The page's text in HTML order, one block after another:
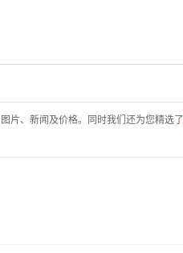
片、新闻及价格。同时我们还为您精选了